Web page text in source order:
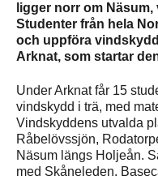
ligger norr om
Studenter från hela
och uppföra
Arknat, som startar
Under Arknat får 15
vindskydd i trä, med
Vindskyddens utvalda
Råbelövssjön,
Näsum längs Holjeån.
med Skåneleden.